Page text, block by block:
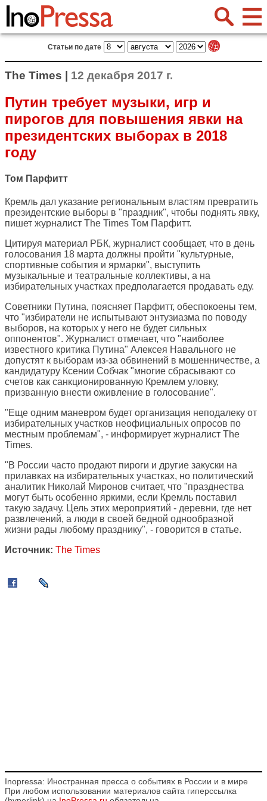
Статьи по дате
The Times | 12 декабря 2017 г.
Путин требует музыки, игр и
пирогов для повышения явки на
президентских выборах в 2018
году
Том Парфитт
Кремль дал указание региональным властям превратить
президентские выборы в "праздник", чтобы поднять явку,
пишет журналист The Times Том Парфитт.
Цитируя материал РБК, журналист сообщает, что в день
голосования 18 марта должны пройти "культурные,
спортивные события и ярмарки", выступить
музыкальные и театральные коллективы, а на
избирательных участках предполагается продавать еду.
Советники Путина, поясняет Парфитт, обеспокоены тем,
что "избиратели не испытывают энтузиазма по поводу
выборов, на которых у него не будет сильных
оппонентов". Журналист отмечает, что "наиболее
известного критика Путина" Алексея Навального не
допустят к выборам из-за обвинений в мошенничестве, а
кандидатуру Ксении Собчак "многие сбрасывают со
счетов как санкционированную Кремлем уловку,
призванную внести оживление в голосование".
"Еще одним маневром будет организация неподалеку от
избирательных участков неофициальных опросов по
местным проблемам", - информирует журналист The
Times.
"В России часто продают пироги и другие закуски на
прилавках на избирательных участках, но политический
аналитик Николай Миронов считает, что "празднества
могут быть особенно яркими, если Кремль поставил
такую задачу. Цель этих мероприятий - деревни, где нет
развлечений, а люди в своей бедной однообразной
жизни рады любому празднику", - говорится в статье.
Источник: The Times
Inopressa: Иностранная пресса о событиях в России и в мире
При любом использовании материалов сайта гиперссылка